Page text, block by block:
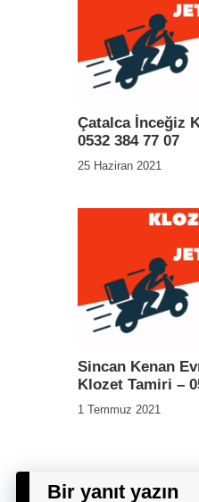
Çatalca İnceğiz
0532 384 77 07
25 Haziran 2021
Sincan Kenan
Klozet Tamiri –
1 Temmuz 2021
Bir yanıt yazın